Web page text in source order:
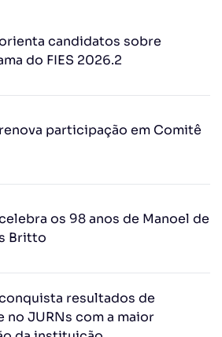
candidatos sobre
do FIES 2026.2
participação em Comitê
os 98 anos de Manoel de
Britto
resultados de
no JURNs com a maior